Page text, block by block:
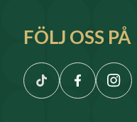
FÖLJ OSS PÅ